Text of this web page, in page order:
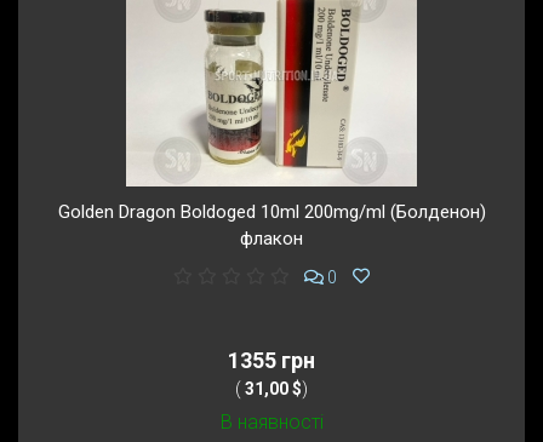
Golden Dragon Boldoged 10ml 200mg/ml (Болденон)
флакон
0
1355 грн
( 31,00 $)
В наявності